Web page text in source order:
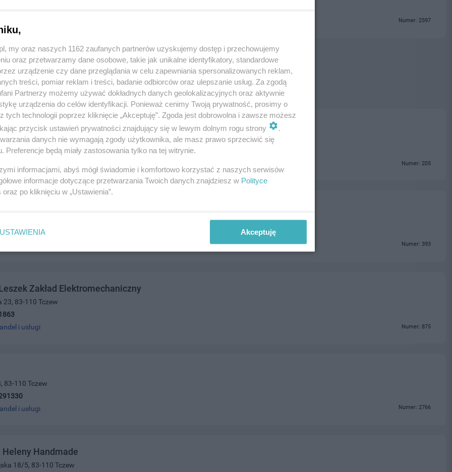
Numer: 2597
Sklep Przemysłowy
83-110 Tczew
Numer: 205
Numer: 393
Zakład Elektromechaniczny
23, 83-110 Tczew
i usługi Numer: 875
83-110 Tczew
i usługi Numer: 2766
Heleny Handmade
18/5, 83-110 Tczew
my oraz naszych 1162 zaufanych partnerów uzyskujemy dostęp i przechowujemy
oraz przetwarzamy dane osobowe, takie jak unikalne identyfikatory, standardowe
urządzenie czy dane przeglądania w celu zapewniania spersonalizowanych reklam,
treści, pomiar reklam i treści, badanie odbiorców oraz ulepszanie usług. Za zgodą
Partnerzy możemy używać dokładnych danych geolokalizacyjnych oraz aktywnie
urządzenia do celów identyfikacji. Ponieważ cenimy Twoją prywatność, prosimy o
tych technologii poprzez kliknięcie „Akceptuję”. Zgoda jest dobrowolna i zawsze możesz
przycisk ustawień prywatności znajdujący się w lewym dolnym rogu strony
.
danych nie wymagają zgody użytkownika, ale masz prawo sprzeciwić się
Preferencje będą miały zastosowania tylko na tej witrynie.
informacjami, abyś mógł świadomie i komfortowo korzystać z naszych serwisów
informacje dotyczące przetwarzania Twoich danych znajdziesz w Polityce
oraz po kliknięciu w „Ustawienia”.
USTAWIENIA Akceptuję